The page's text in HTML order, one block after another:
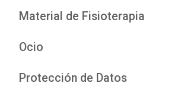
Material de Fisioterapia
Ocio
Protección de Datos